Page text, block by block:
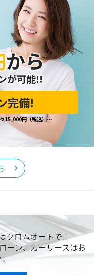
から
が可能!!
完備!
15,000円（税込）～
クロムオートで！
ーン、カーリースはお
。